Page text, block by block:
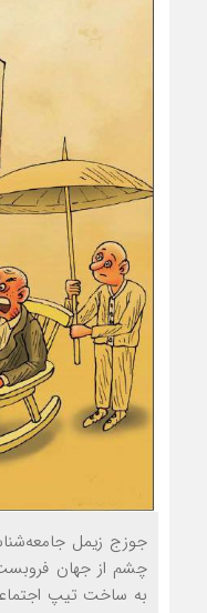
جوزج زیمل
چشم از جهان
به ساخت تیپ